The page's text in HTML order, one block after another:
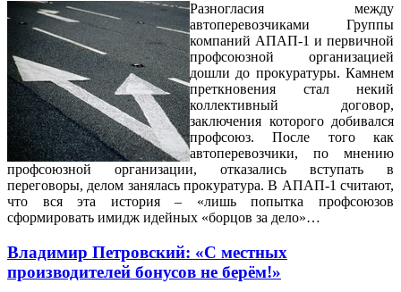
Разногласия между
автоперевозчиками Группы
компаний АПАП-1 и первичной
профсоюзной организацией
дошли до прокуратуры. Камнем
преткновения стал некий
коллективный договор,
заключения которого добивался
профсоюз. После того как
автоперевозчики, по мнению
профсоюзной организации, отказались вступать в
переговоры, делом занялась прокуратура. В АПАП-1 считают,
что вся эта история – «лишь попытка профсоюзов
сформировать имидж идейных «борцов за дело»…
Владимир Петровский: «С местных
производителей бонусов не берём!»